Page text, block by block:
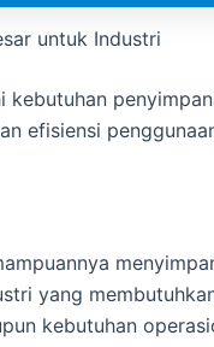
untuk Industri
kebutuhan
efisiensi
yang
kebutuhan